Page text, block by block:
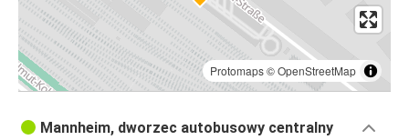
Protomaps©OpenStreetMap
Mannheim, dworzec autobusowy centralny